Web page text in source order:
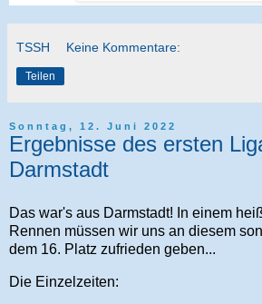
TSSH Keine Kommentare:
Teilen
Sonntag, 12. Juni 2022
Ergebnisse des ersten
Darmstadt
Das war's aus Darmstadt! In einem
Rennen müssen wir uns an diesem
dem 16. Platz zufrieden geben...
Die Einzelzeiten: